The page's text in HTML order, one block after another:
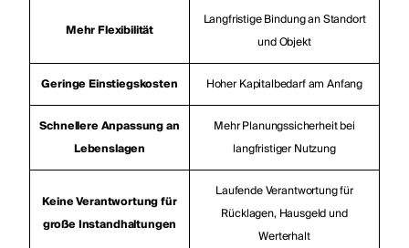
Mehr Flexibilität
Langfristige Bindung an Standort
und Objekt
Geringe Einstiegskosten Hoher Kapitalbedarf am Anfang
Schnellere Anpassung an
Lebenslagen
Mehr Planungssicherheit bei
langfristiger Nutzung
Keine Verantwortung für
große Instandhaltungen
Laufende Verantwortung für
Rücklagen, Hausgeld und
Werterhalt